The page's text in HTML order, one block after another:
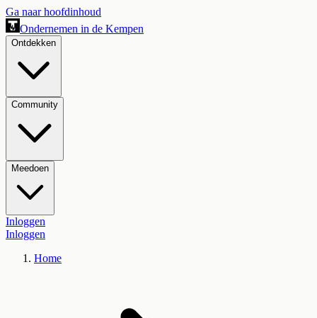
Ga naar hoofdinhoud
Ondernemen in de Kempen
Ontdekken
Community
Meedoen
Inloggen
Inloggen
Home